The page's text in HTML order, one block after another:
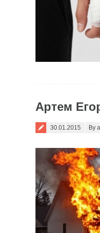
Артем
Posted on
30.01.2015 By